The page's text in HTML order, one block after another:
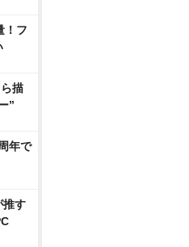
！フ
描
”
年で
推す